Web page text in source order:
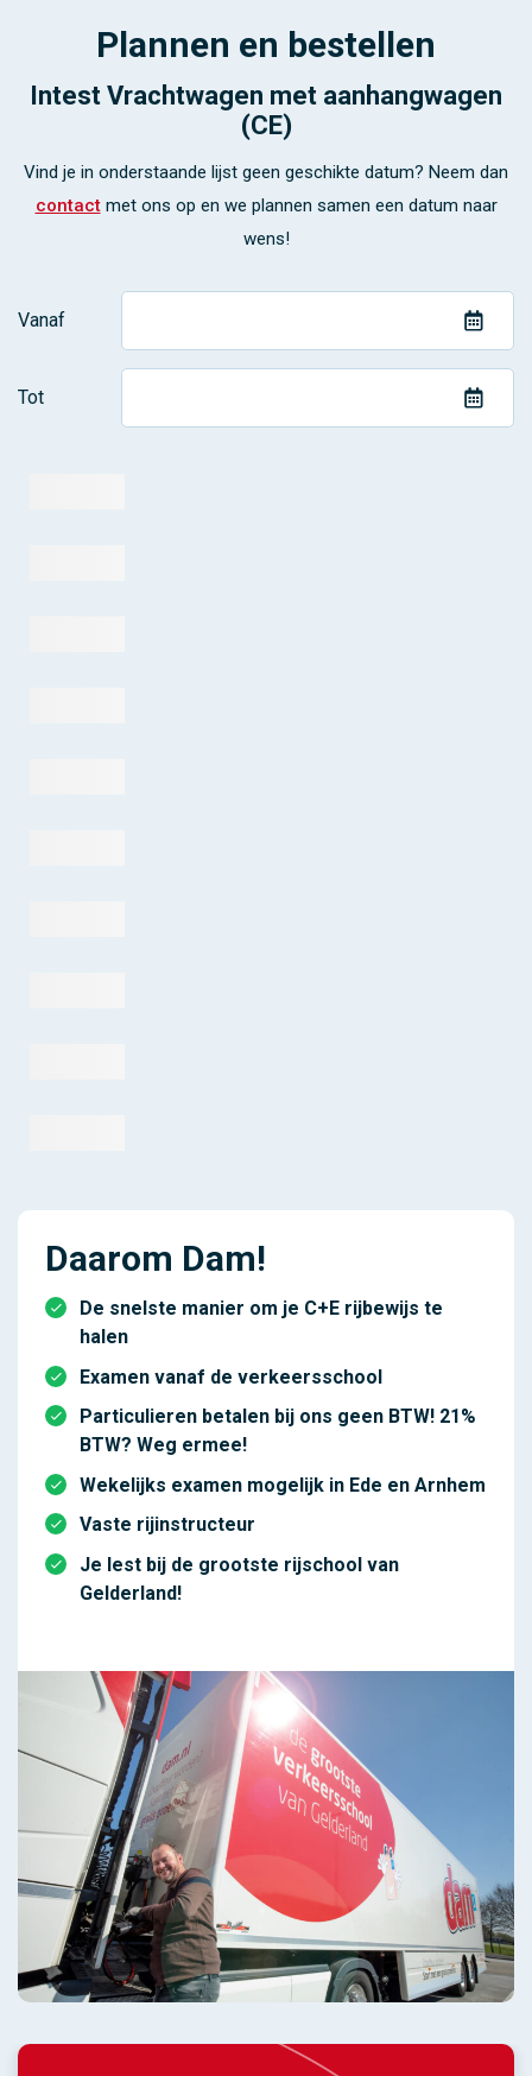
Plannen en bestellen
Intest Vrachtwagen met aanhangwagen
(CE)
Vind je in onderstaande lijst geen geschikte datum? Neem dan
contactmet ons op en we plannen samen een datum naar
wens!
Vanaf
Tot
Daarom Dam!
De snelste manier om je C+E rijbewijs te
halen
Examen vanaf de verkeersschool
Particulieren betalen bij ons geen BTW! 21%
BTW? Weg ermee!
Wekelijks examen mogelijk in Ede en Arnhem
Vaste rijinstructeur
Je lest bij de grootste rijschool van
Gelderland!